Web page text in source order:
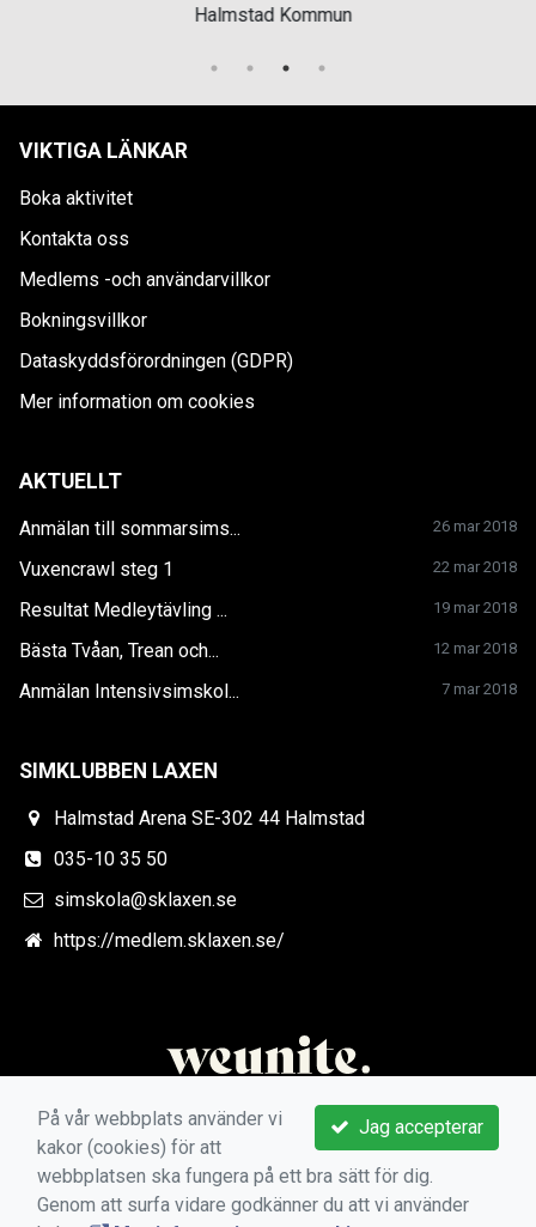
Halmstad Kommun
VIKTIGA LÄNKAR
Boka aktivitet
Kontakta oss
Medlems -och användarvillkor
Bokningsvillkor
Dataskyddsförordningen (GDPR)
Mer information om cookies
AKTUELLT
Anmälan till sommarsims... 26 mar 2018
Vuxencrawl steg 1 22 mar 2018
Resultat Medleytävling ... 19 mar 2018
Bästa Tvåan, Trean och... 12 mar 2018
Anmälan Intensivsimskol... 7 mar 2018
SIMKLUBBEN LAXEN
Halmstad Arena SE-302 44 Halmstad
035-10 35 50
simskola@sklaxen.se
https://medlem.sklaxen.se/
Jag accepterar
På vår webbplats använder vi
kakor (cookies) för att
webbplatsen ska fungera på ett bra sätt för dig.
Genom att surfa vidare godkänner du att vi använder